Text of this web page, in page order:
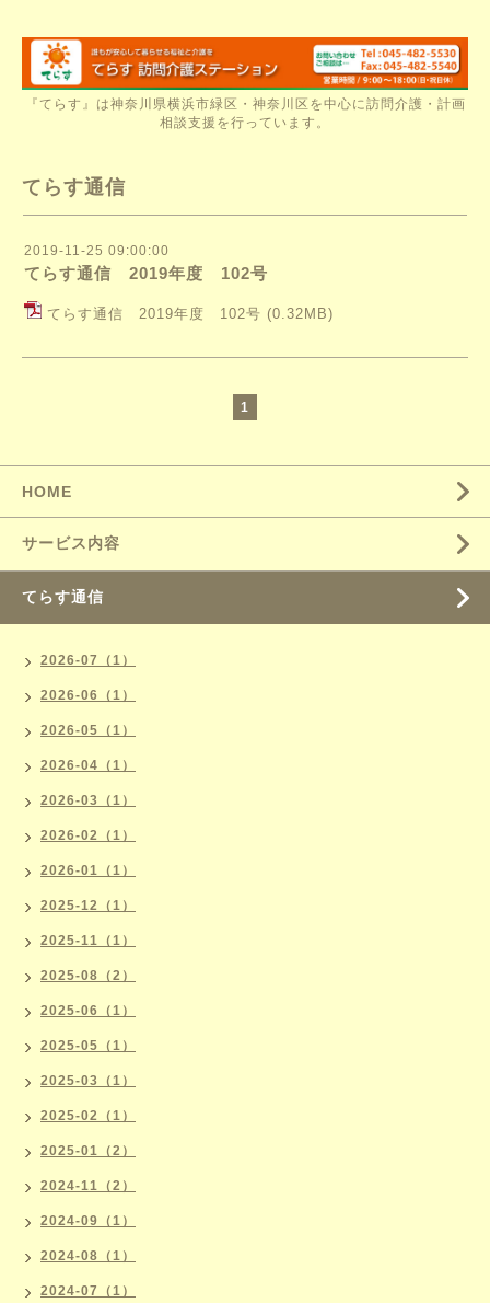
『てらす』は神奈川県横浜市緑区・神奈川区を中心に訪問介護・計画
相談支援を行っています。
てらす通信
2019-11-25 09:00:00
てらす通信 2019年度 102号
てらす通信 2019年度 102号 (0.32MB)
1
HOME
サービス内容
てらす通信
2026-07（1）
2026-06（1）
2026-05（1）
2026-04（1）
2026-03（1）
2026-02（1）
2026-01（1）
2025-12（1）
2025-11（1）
2025-08（2）
2025-06（1）
2025-05（1）
2025-03（1）
2025-02（1）
2025-01（2）
2024-11（2）
2024-09（1）
2024-08（1）
2024-07（1）